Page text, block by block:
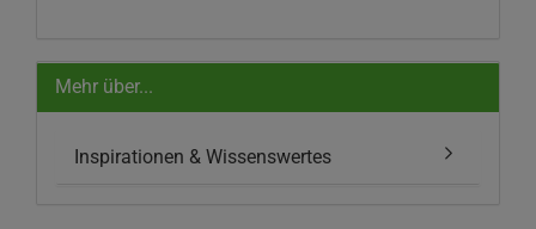
Mehr über...
Inspirationen & Wissenswertes